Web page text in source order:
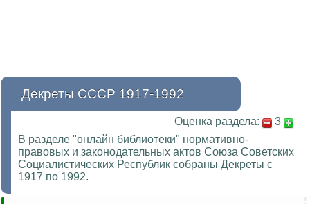
Декреты СССР 1917-1992
Оценка раздела:
3
В разделе "онлайн библиотеки" нормативно-
правовых и законодательных актов Союза Советских
Социалистических Республик собраны Декреты с
1917 по 1992.